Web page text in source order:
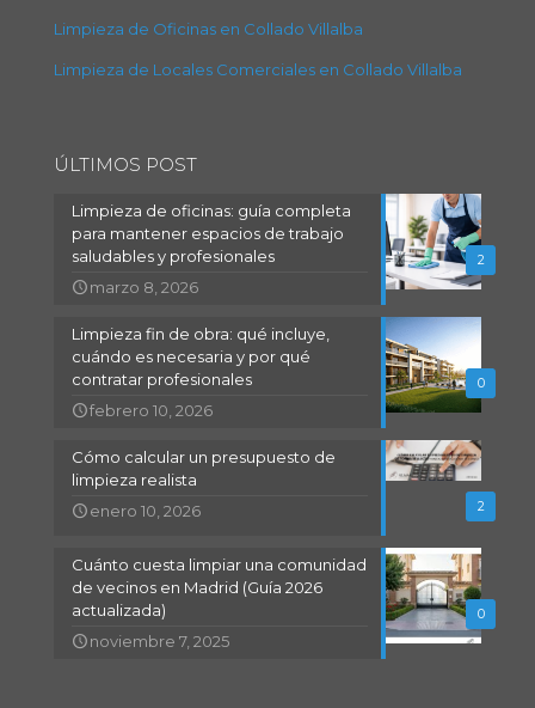
Limpieza de Oficinas en Collado Villalba
Limpieza de Locales Comerciales en Collado Villalba
ÚLTIMOS POST
2
Limpieza de oficinas: guía completa
para mantener espacios de trabajo
saludables y profesionales
marzo 8, 2026
0
Limpieza fin de obra: qué incluye,
cuándo es necesaria y por qué
contratar profesionales
febrero 10, 2026
2
Cómo calcular un presupuesto de
limpieza realista
enero 10, 2026
0
Cuánto cuesta limpiar una comunidad
de vecinos en Madrid (Guía 2026
actualizada)
noviembre 7, 2025